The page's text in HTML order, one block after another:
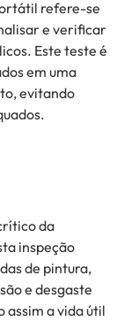
refere-se
e verificar
Este teste é
em uma
evitando
da
inspeção
de pintura,
e desgaste
assim a vida útil